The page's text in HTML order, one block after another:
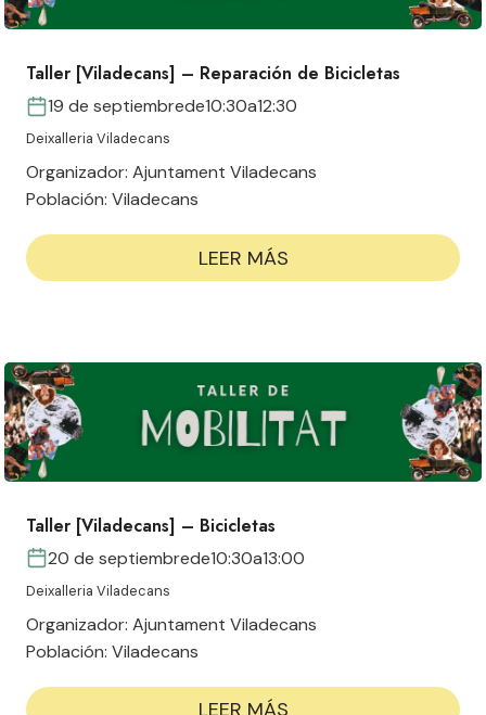
Taller [Viladecans] – Reparación de Bicicletas
19 de septiembrede10:30a12:30
Deixalleria Viladecans
Organizador: Ajuntament Viladecans
Población: Viladecans
LEER MÁS
Taller [Viladecans] – Bicicletas
20 de septiembrede10:30a13:00
Deixalleria Viladecans
Organizador: Ajuntament Viladecans
Población: Viladecans
LEER MÁS